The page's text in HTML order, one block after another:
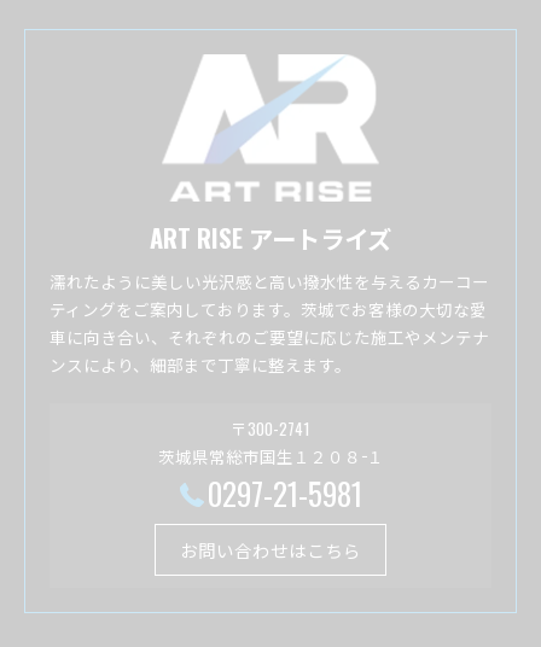
ART RISE アートライズ
濡れたように美しい光沢感と高い撥水性を与えるカーコー
ティングをご案内しております。茨城でお客様の大切な愛
車に向き合い、それぞれのご要望に応じた施工やメンテナ
ンスにより、細部まで丁寧に整えます。
〒300-2741
茨城県常総市国生１２０８−１
0297-21-5981
お問い合わせはこちら